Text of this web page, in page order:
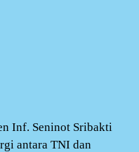
Inf. Seninot Sribakti
antara TNI dan